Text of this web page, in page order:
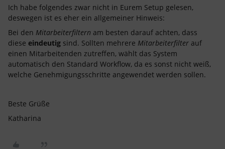
Ich habe folgendes zwar nicht in Eurem Setup gelesen,
deswegen ist es eher ein allgemeiner Hinweis:
Bei den Mitarbeiterfiltern am besten darauf achten, dass
diese eindeutig sind. Sollten mehrere Mitarbeiterfilter auf
einen Mitarbeitenden zutreffen, wählt das System
automatisch den Standard Workflow, da es sonst nicht weiß,
welche Genehmigungsschritte angewendet werden sollen.
Beste Grüße
Katharina